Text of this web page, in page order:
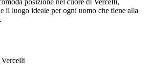
il luogo ideale per ogni uomo che tiene alla